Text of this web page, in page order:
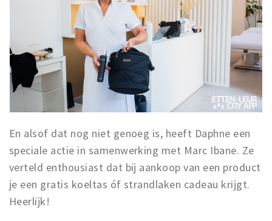
En alsof dat nog niet genoeg is, heeft Daphne een
speciale actie in samenwerking met Marc Ibane. Ze
verteld enthousiast dat bij aankoop van een product
je een gratis koeltas óf strandlaken cadeau krijgt.
Heerlijk!